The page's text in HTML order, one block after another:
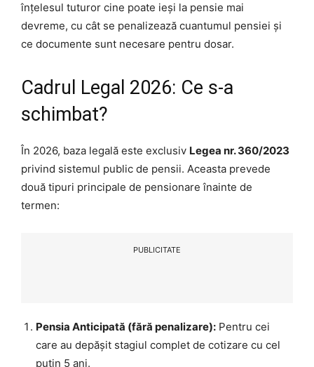
înțelesul tuturor cine poate ieși la pensie mai
devreme, cu cât se penalizează cuantumul pensiei și
ce documente sunt necesare pentru dosar.
Cadrul Legal 2026: Ce s-a
schimbat?
În 2026, baza legală este exclusiv Legea nr. 360/2023
privind sistemul public de pensii. Aceasta prevede
două tipuri principale de pensionare înainte de
termen:
PUBLICITATE
Pensia Anticipată (fără penalizare): Pentru cei
care au depășit stagiul complet de cotizare cu cel
puțin 5 ani.